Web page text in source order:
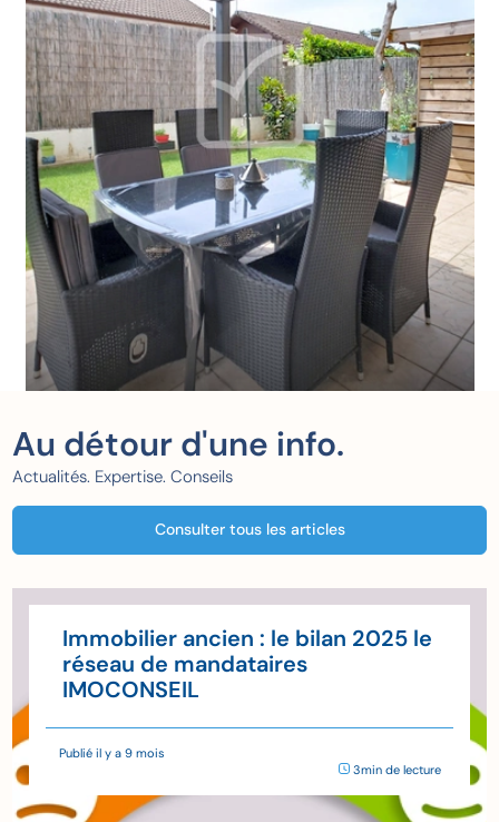
Au détour d'une info.
Actualités. Expertise. Conseils
Consulter tous les articles
Immobilier ancien : le bilan 2025 le
réseau de mandataires
IMOCONSEIL
Publié il y a 9 mois
3min de lecture